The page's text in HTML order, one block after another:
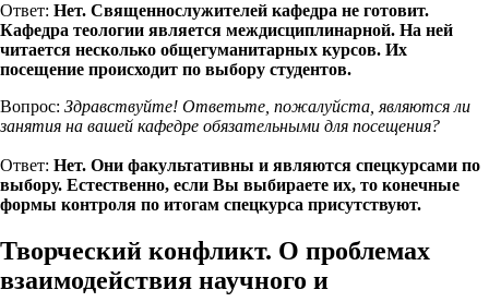
Ответ: Нет. Священнослужителей кафедра не готовит.
Кафедра теологии является междисциплинарной. На ней
читается несколько общегуманитарных курсов. Их
посещение происходит по выбору студентов.
Вопрос: Здравствуйте! Ответьте, пожалуйста, являются ли
занятия на вашей кафедре обязательными для посещения?
Ответ: Нет. Они факультативны и являются спецкурсами по
выбору. Естественно, если Вы выбираете их, то конечные
формы контроля по итогам спецкурса присутствуют.
Творческий конфликт. О проблемах
взаимодействия научного и